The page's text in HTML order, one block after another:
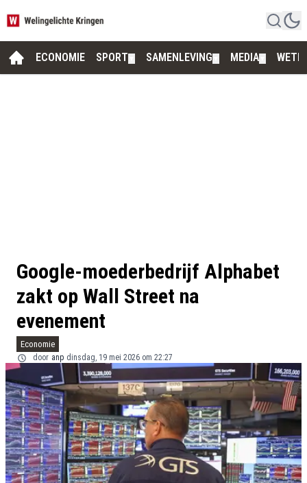
ECONOMIE SPORT SAMENLEVING MEDIA
Google-moederbedrijf Alphabet
zakt op Wall Street na
evenement
Economie
door anp dinsdag, 19 mei 2026 om 22:27